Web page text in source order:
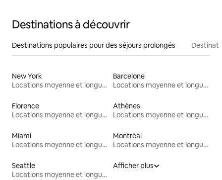
Destinations à découvrir
Destinations populaires pour des séjours prolongés
New York
Locations moyenne et longue durée
Barcelone
Locations moyenne et longue durée
Florence
Locations moyenne et longue durée
Athènes
Locations moyenne et longue durée
Miami
Locations moyenne et longue durée
Montréal
Locations moyenne et longue durée
Seattle
Locations moyenne et longue durée
Afficher plus